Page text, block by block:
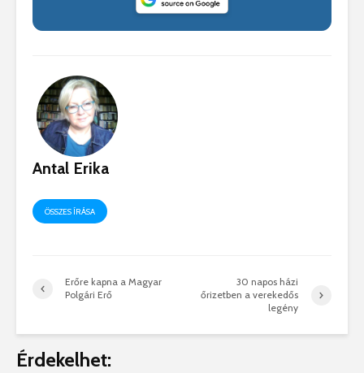
Antal Erika
ÖSSZES ÍRÁSA
Erőre kapna a Magyar
Polgári Erő
30 napos házi
őrizetben a verekedős
legény
Érdekelhet: